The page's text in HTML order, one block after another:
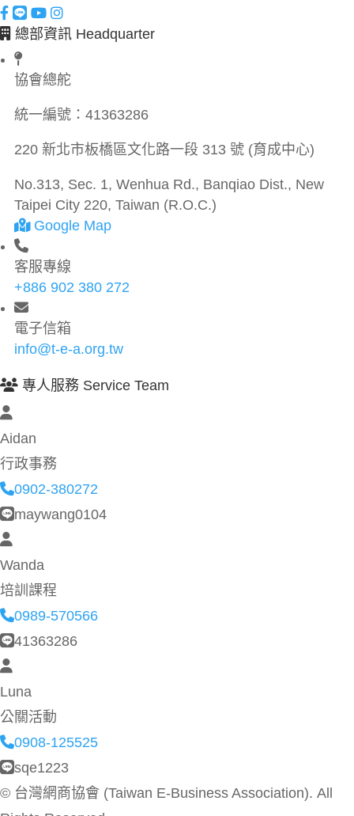
總部資訊 Headquarter
協會總舵
統一編號： 41363286
220 新北市板橋區文化路一段 313 號 (育成中心)
No.313, Sec. 1, Wenhua Rd., Banqiao Dist., New
Taipei City 220, Taiwan (R.O.C.)
Google Map
客服專線
+886 902 380 272
電子信箱
info@t-e-a.org.tw
專人服務 Service Team
Aidan
行政事務
0902-380272
maywang0104
Wanda
培訓課程
0989-570566
41363286
Luna
公關活動
0908-125525
sqe1223
© 台灣網商協會 (Taiwan E-Business Association). All